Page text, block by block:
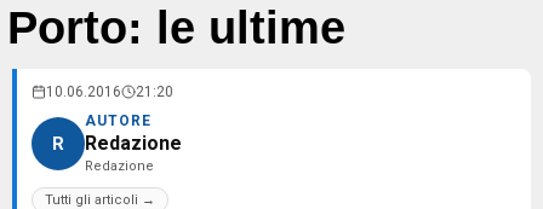
Porto: le ultime
10.06.2016 21:20
R
AUTORE
Redazione
Redazione
Tutti gli articoli →